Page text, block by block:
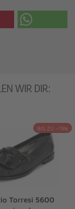
WIR DIR:
BIS ZU -19%
Torresi 5600